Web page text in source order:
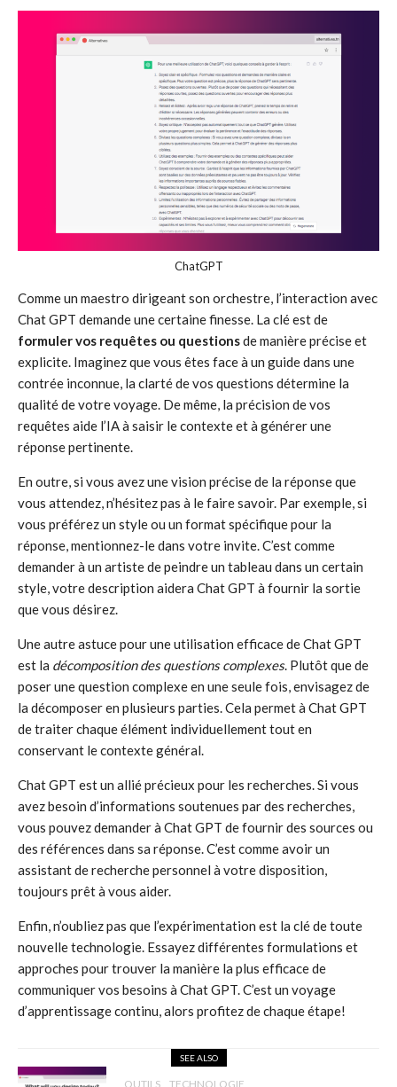
ChatGPT
Comme un maestro dirigeant son orchestre, l’interaction avec
Chat GPT demande une certaine finesse. La clé est de
formuler vos requêtes ou questionsde manière précise et
explicite. Imaginez que vous êtes face à un guide dans une
contrée inconnue, la clarté de vos questions détermine la
qualité de votre voyage. De même, la précision de vos
requêtes aide l’IA à saisir le contexte et à générer une
réponse pertinente.
En outre, si vous avez une vision précise de la réponse que
vous attendez, n’hésitez pas à le faire savoir. Par exemple, si
vous préférez un style ou un format spécifique pour la
réponse, mentionnez-le dans votre invite. C’est comme
demander à un artiste de peindre un tableau dans un certain
style, votre description aidera Chat GPT à fournir la sortie
que vous désirez.
Une autre astuce pour une utilisation efficace de Chat GPT
est la décomposition des questions complexes. Plutôt que de
poser une question complexe en une seule fois, envisagez de
la décomposer en plusieurs parties. Cela permet à Chat GPT
de traiter chaque élément individuellement tout en
conservant le contexte général.
Chat GPT est un allié précieux pour les recherches. Si vous
avez besoin d’informations soutenues par des recherches,
vous pouvez demander à Chat GPT de fournir des sources ou
des références dans sa réponse. C’est comme avoir un
assistant de recherche personnel à votre disposition,
toujours prêt à vous aider.
Enfin, n’oubliez pas que l’expérimentation est la clé de toute
nouvelle technologie. Essayez différentes formulations et
approches pour trouver la manière la plus efficace de
communiquer vos besoins à Chat GPT. C’est un voyage
d’apprentissage continu, alors profitez de chaque étape!
SEE ALSO
OUTILS TECHNOLOGIE